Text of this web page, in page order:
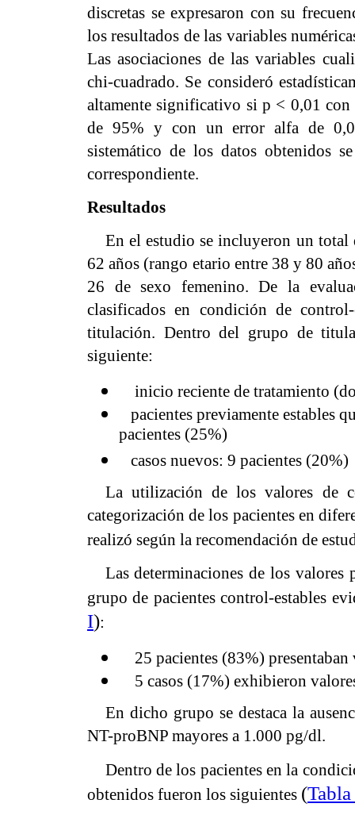
discretas se expresaron con su
los resultados de las variables
Las asociaciones de las variables
chi-cuadrado. Se consideró
altamente significativo si p < 0,01
de 95% y con un error alfa de
sistemático de los datos obtenidos
correspondiente.
Resultados
En el estudio se incluyeron un total
62 años (rango etario entre 38 y 80
26 de sexo femenino. De la
clasificados en condición de
titulación. Dentro del grupo de
siguiente:
inicio reciente de tratamiento
pacientes previamente estables
pacientes (25%)
casos nuevos: 9 pacientes (20%)
La utilización de los valores de
categorización de los pacientes en
realizó según la recomendación de
Las determinaciones de los valores
grupo de pacientes control-estables
I):
25 pacientes (83%) presentaban
5 casos (17%) exhibieron
En dicho grupo se destaca la
NT-proBNP mayores a 1.000 pg/dl.
Dentro de los pacientes en la
obtenidos fueron los siguientes (